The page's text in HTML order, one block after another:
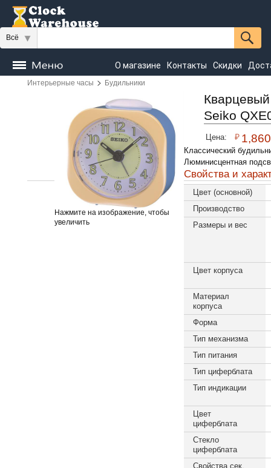
Всё
О магазине Контакты Скидки
Часы
Настенные Настольные
Seiko
Интерьерные часы > Будильники
Нажмите на изображение, чтобы
увеличить
Seiko
Цена: ₽ 1,860
Классический
Люминисцентная
Свойства и
Цвет (основной)
Производство
Размеры и вес
Цвет корпуса
Материал
корпуса
Форма
Тип механизма
Тип питания
Тип циферблата
Тип индикации
Цвет
циферблата
Стекло
циферблата
Свойства сек.